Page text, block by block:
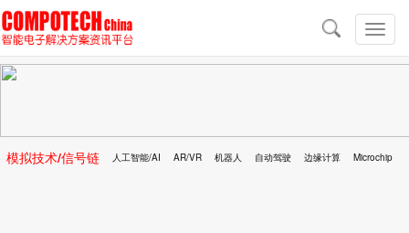
切
换
导
导
航
模拟技术/信号链 人工智能/AI AR/VR 机器人 自动驾驶 边缘计算 Microchip